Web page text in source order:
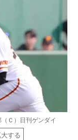
Ｃ）日刊ゲンダイ
する